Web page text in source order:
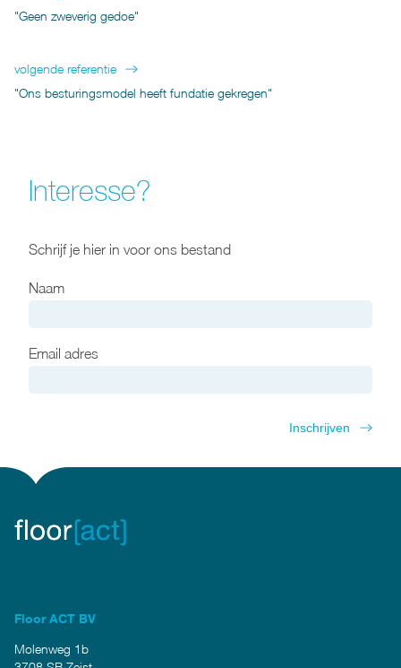
"Geen zweverig gedoe"
volgende referentie
"Ons besturingsmodel heeft fundatie gekregen"
Interesse?
Schrijf je hier in voor ons bestand
Naam
Email adres
Floor ACT BV
Molenweg 1b